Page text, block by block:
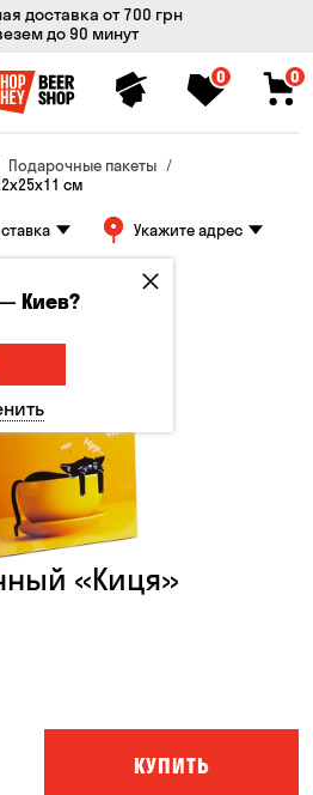
доставка от 700 грн
до 90 минут
0 0
Подарочные пакеты
см
Укажите адрес
«Киця»
КУПИТЬ
Киев?